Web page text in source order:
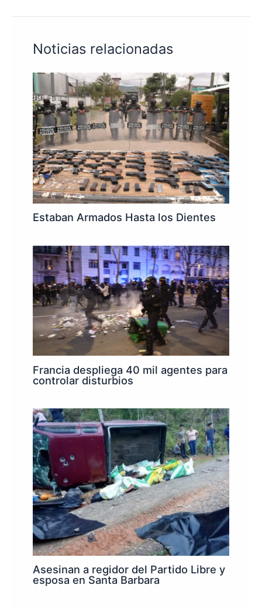
Noticias relacionadas
Estaban Armados Hasta los Dientes
Francia despliega 40 mil agentes para
controlar disturbios
Asesinan a regidor del Partido Libre y
esposa en Santa Barbara